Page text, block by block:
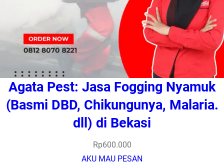
Agata Pest: Jasa Fogging Nyamuk
(Basmi DBD, Chikungunya, Malaria.
dll) di Bekasi
Rp600.000
AKU MAU PESAN